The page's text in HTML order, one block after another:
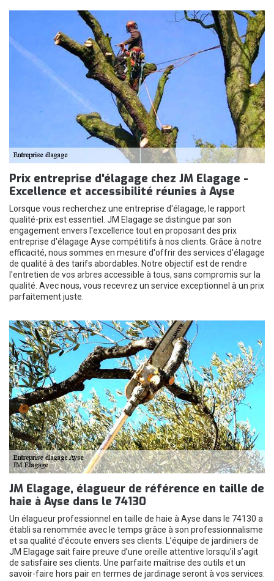
Prix entreprise d'élagage chez JM Elagage -
Excellence et accessibilité réunies à Ayse
Lorsque vous recherchez une entreprise d'élagage, le rapport
qualité-prix est essentiel. JM Elagage se distingue par son
engagement envers l'excellence tout en proposant des prix
entreprise d'élagage Ayse compétitifs à nos clients. Grâce à notre
efficacité, nous sommes en mesure d'offrir des services d'élagage
de qualité à des tarifs abordables. Notre objectif est de rendre
l'entretien de vos arbres accessible à tous, sans compromis sur la
qualité. Avec nous, vous recevrez un service exceptionnel à un prix
parfaitement juste.
JM Elagage, élagueur de référence en taille de
haie à Ayse dans le 74130
Un élagueur professionnel en taille de haie à Ayse dans le 74130 a
établi sa renommée avec le temps grâce à son professionnalisme
et sa qualité d’écoute envers ses clients. L’équipe de jardiniers de
JM Elagage sait faire preuve d’une oreille attentive lorsqu’il s’agit
de satisfaire ses clients. Une parfaite maîtrise des outils et un
savoir-faire hors pair en termes de jardinage seront à vos services.